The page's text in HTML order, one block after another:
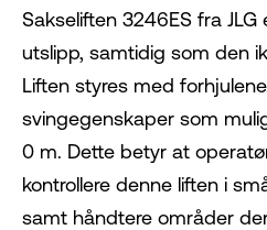
Sakseliften 3246ES fra
utslipp, samtidig som den
Liften styres med
svingegenskaper som
0 m. Dette betyr at
kontrollere denne liften i
samt håndtere områder